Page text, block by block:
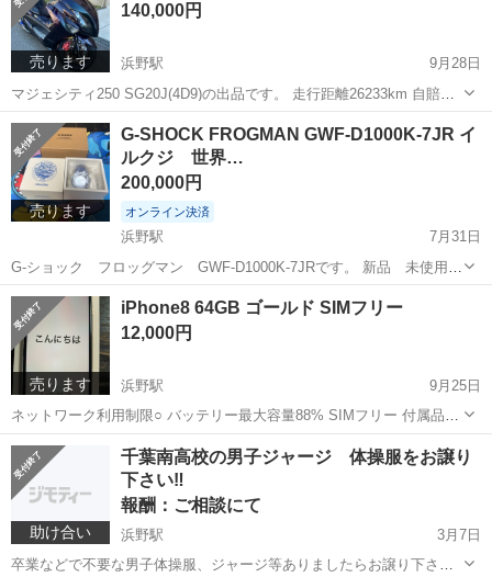
問い合わせ頂...
売ります
140,000円
浜野駅
9月28日
マジェシティ250 SG20J(4D9)の出品です。 走行距離26233km 自賠責
令和5年2月まであります。 走行距離はたまに乗りますので伸びます。
今現在不具合ありません。 外装は綺麗だと思いますが、フ...
千葉 市原市
売ります
G-SHOCK FROGMAN GWF-D1000K-7JR イ
ルクジ 世界…
200,000円
オンライン決済
浜野駅
7月31日
G-ショック フロッグマン GWF-D1000K-7JRです。 新品 未使用
国内正規品 2016年7月13日にTIME TIMEで購入しました。 プライスタ
グはありません。 現金支払いでお願い致します。
千葉 市原市 アクセサリー FROGMAN
売ります
iPhone8 64GB ゴールド SIMフリー
12,000円
浜野駅
9月25日
ネットワーク利用制限○ バッテリー最大容量88% SIMフリー 付属品は
箱のみです。 状態は 四隅に傷あります。 ガラスフィルムは付けたま
まお渡しします。 中古品ですのノンクレーム ノンリターンでお願...
千葉 市原市 浜野駅 その他
助け合い
千葉南高校の男子ジャージ 体操服をお譲り
下さい‼️
報酬：ご相談にて
浜野駅
3月7日
卒業などで不要な男子体操服、ジャージ等ありましたらお譲り下さ